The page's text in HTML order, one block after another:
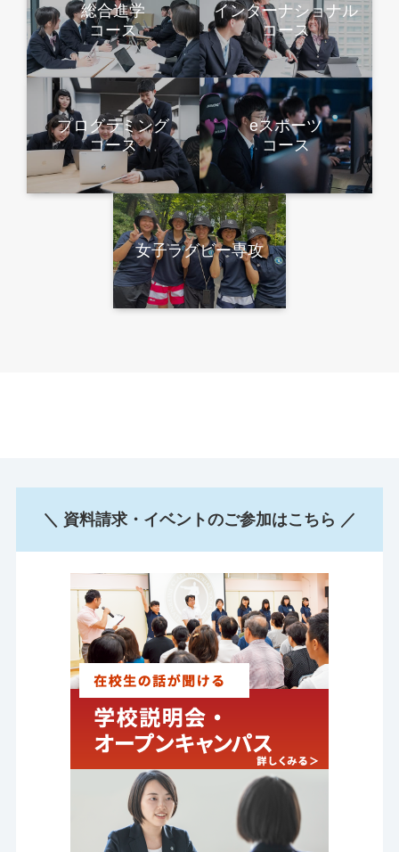
総合進学
コース
インターナショナル
コース
プログラミング
コース
eスポーツ
コース
女子ラグビー専攻
＼ 資料請求・イベントのご参加はこちら ／